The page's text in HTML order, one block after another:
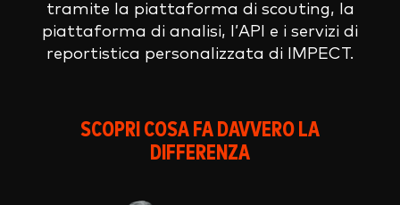
tramite la piattaforma di scouting, la
piattaforma di analisi, l’API e i servizi di
reportistica personalizzata di IMPECT.
SCOPRI COSA FA DAVVERO LA
DIFFERENZA